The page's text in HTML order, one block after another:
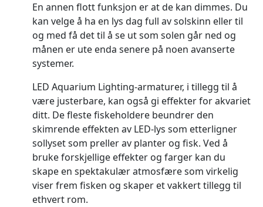
En annen flott funksjon er at de kan dimmes. Du
kan velge å ha en lys dag full av solskinn eller til
og med få det til å se ut som solen går ned og
månen er ute enda senere på noen avanserte
systemer.
LED Aquarium Lighting-armaturer, i tillegg til å
være justerbare, kan også gi effekter for akvariet
ditt. De fleste fiskeholdere beundrer den
skimrende effekten av LED-lys som etterligner
sollyset som preller av planter og fisk. Ved å
bruke forskjellige effekter og farger kan du
skape en spektakulær atmosfære som virkelig
viser frem fisken og skaper et vakkert tillegg til
ethvert rom.